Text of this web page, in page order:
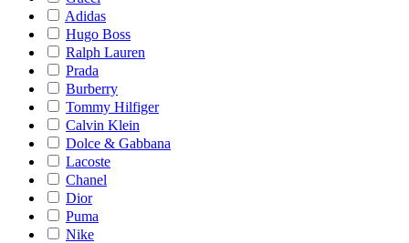
Adidas
Hugo Boss
Ralph Lauren
Prada
Burberry
Tommy Hilfiger
Calvin Klein
Dolce & Gabbana
Lacoste
Chanel
Dior
Puma
Nike